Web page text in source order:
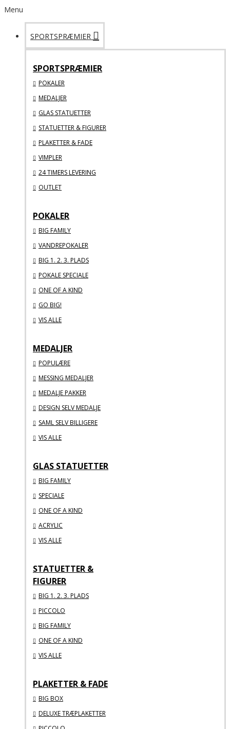
Menu
SPORTSPRÆMIER
SPORTSPRÆMIER
POKALER
MEDALJER
GLAS STATUETTER
STATUETTER & FIGURER
PLAKETTER & FADE
VIMPLER
24 TIMERS LEVERING
OUTLET
POKALER
BIG FAMILY
VANDREPOKALER
BIG 1. 2. 3. PLADS
POKALE SPECIALE
ONE OF A KIND
GO BIG!
VIS ALLE
MEDALJER
POPULÆRE
MESSING MEDALJER
MEDALJE PAKKER
DESIGN SELV MEDALJE
SAML SELV BILLIGERE
VIS ALLE
GLAS STATUETTER
BIG FAMILY
SPECIALE
ONE OF A KIND
ACRYLIC
VIS ALLE
STATUETTER &
FIGURER
BIG 1. 2. 3. PLADS
PICCOLO
BIG FAMILY
ONE OF A KIND
VIS ALLE
PLAKETTER & FADE
BIG BOX
DELUXE TRÆPLAKETTER